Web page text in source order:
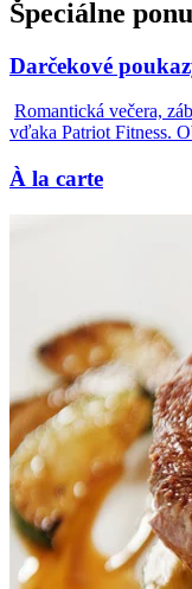
Špeciálne
Darčekové
Romantická večera,
vďaka Patriot Fitness.
À la carte